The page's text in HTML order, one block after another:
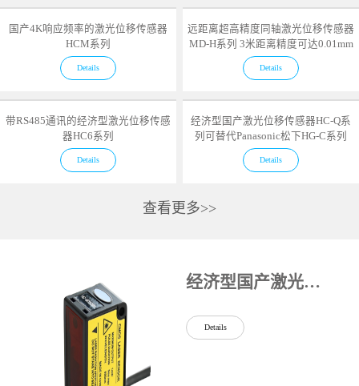
国产4K响应频率的激光位移传感器
HCM系列
Details
远距离超高精度同轴激光位移传感器
MD-H系列 3米距离精度可达0.01mm
Details
带RS485通讯的经济型激光位移传感
器HC6系列
Details
经济型国产激光位移传感器HC-Q系
列可替代Panasonic松下HG-C系列
Details
查看更多>>
经济型国产激光位移传感器HC-Q系列可替代Panasonic松下HG-C系列
Details